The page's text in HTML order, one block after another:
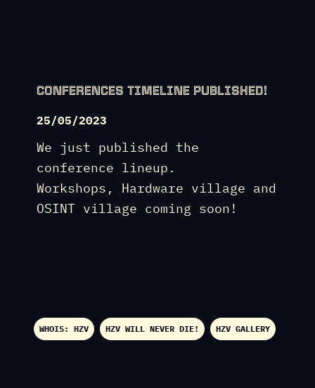
CONFERENCES TIMELINE PUBLISHED!
25/05/2023
We just published the
conference lineup.
Workshops, Hardware village and
OSINT village coming soon!
WHOIS: HZV HZV WILL NEVER DIE! HZV GALLERY